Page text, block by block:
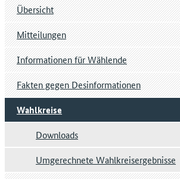
Übersicht
Mitteilungen
Informationen für Wählende
Fakten gegen Desinformationen
Wahlkreise
Downloads
Umgerechnete Wahlkreisergebnisse